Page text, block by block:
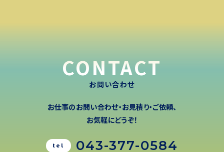
CONTACT
お問い合わせ
お仕事のお問い合わせ・お見積り・ご依頼、
お気軽にどうぞ！
043-377-0584